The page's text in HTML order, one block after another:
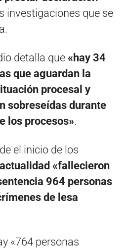
investigaciones que se
detalla que «hay 34
que aguardan la
procesal y
sobreseídas durante
los procesos».
el inicio de los
«fallecieron
964 personas
de lesa
«764 personas